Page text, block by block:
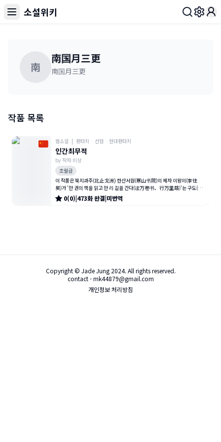
소설위키
南
南国月三更
南国月三更
작품 목록
웹소설 | 판타지 · 선협 · 현대판타지
인간최무적
by 작자 미상
초월급
이 작품은 북지과주(北止戈洲) 한산서원(寒山书院)의 제자 이왕의(李往
矣)가 '만 권의 책을 읽고 만 리 길을 간다(读万卷书、行万里路)'는 구도(求
道)의 여정을 통해 천지 법칙과
0(0)|473화완결|미번역
Copyright © Jade Jung 2024. All rights reserved.
contact - mk44879@gmail.com
개인정보 처리방침